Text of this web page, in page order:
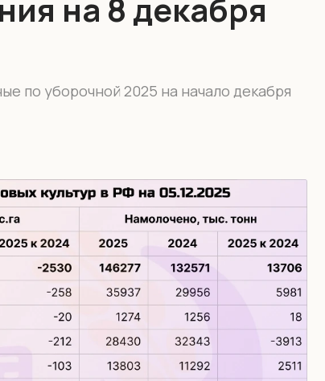
на 8 декабря
по уборочной 2025 на начало декабря